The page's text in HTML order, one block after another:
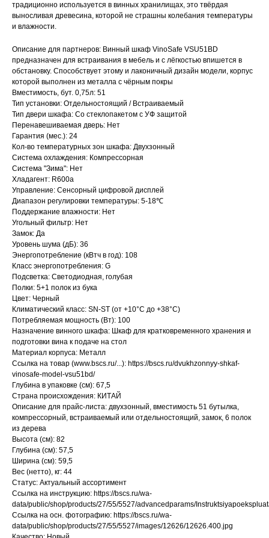
традиционно используется в винных хранилищах, это твёрдая
выносливая древесина, которой не страшны колебания температуры
и влажности.
Описание для партнеров: Винный шкаф VinoSafe VSU51BD
предназначен для встраивания в мебель и с лёгкостью впишется в
обстановку. Способствует этому и лаконичный дизайн модели, корпус
которой выполнен из металла с чёрным покры
Вместимость, бут. 0,75л: 51
Тип установки: Отдельностоящий / Встраиваемый
Тип двери шкафа: Со стеклопакетом с УФ защитой
Перенавешиваемая дверь: Нет
Гарантия (мес.): 24
Кол-во температурных зон шкафа: Двухзонный
Система охлаждения: Компрессорная
Система "Зима": Нет
Хладагент: R600a
Управление: Сенсорный цифровой дисплей
Диапазон регулировки температуры: 5-18℃
Поддержание влажности: Нет
Угольный фильтр: Нет
Замок: Да
Уровень шума (дБ): 36
Энергопотребление (кВтч в год): 108
Класс энергопотребления: G
Подсветка: Светодиодная, голубая
Полки: 5+1 полок из бука
Цвет: Черный
Климатический класс: SN-ST (от +10°C до +38°C)
Потребляемая мощность (Вт): 100
Назначение винного шкафа: Шкаф для кратковременного хранения и
подготовки вина к подаче на стол
Материал корпуса: Металл
Ссылка на товар (www.bscs.ru/...): https://bscs.ru/dvukhzonnyy-shkaf-
vinosafe-model-vsu51bd/
Глубина в упаковке (см): 67,5
Страна происхождения: КИТАЙ
Описание для прайс-листа: двухзонный, вместимость 51 бутылка,
компрессорный, встраиваемый или отдельностоящий, замок, 6 полок
из дерева
Высота (см): 82
Глубина (см): 57,5
Ширина (см): 59,5
Вес (нетто), кг: 44
Статус: Актуальный ассортимент
Ссылка на инструкцию: https://bscs.ru/wa-
data/public/shop/products/27/55/5527/advancedparams/
Ссылка на осн. фотографию: https://bscs.ru/wa-
data/public/shop/products/27/55/5527/images/12626/12626.400.jpg